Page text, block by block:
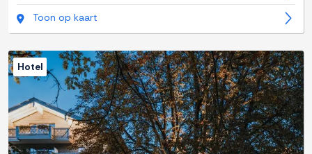
Toon op kaart
Hotel